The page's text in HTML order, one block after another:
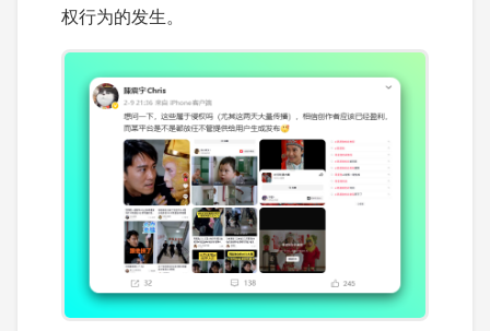
权行为的发生。